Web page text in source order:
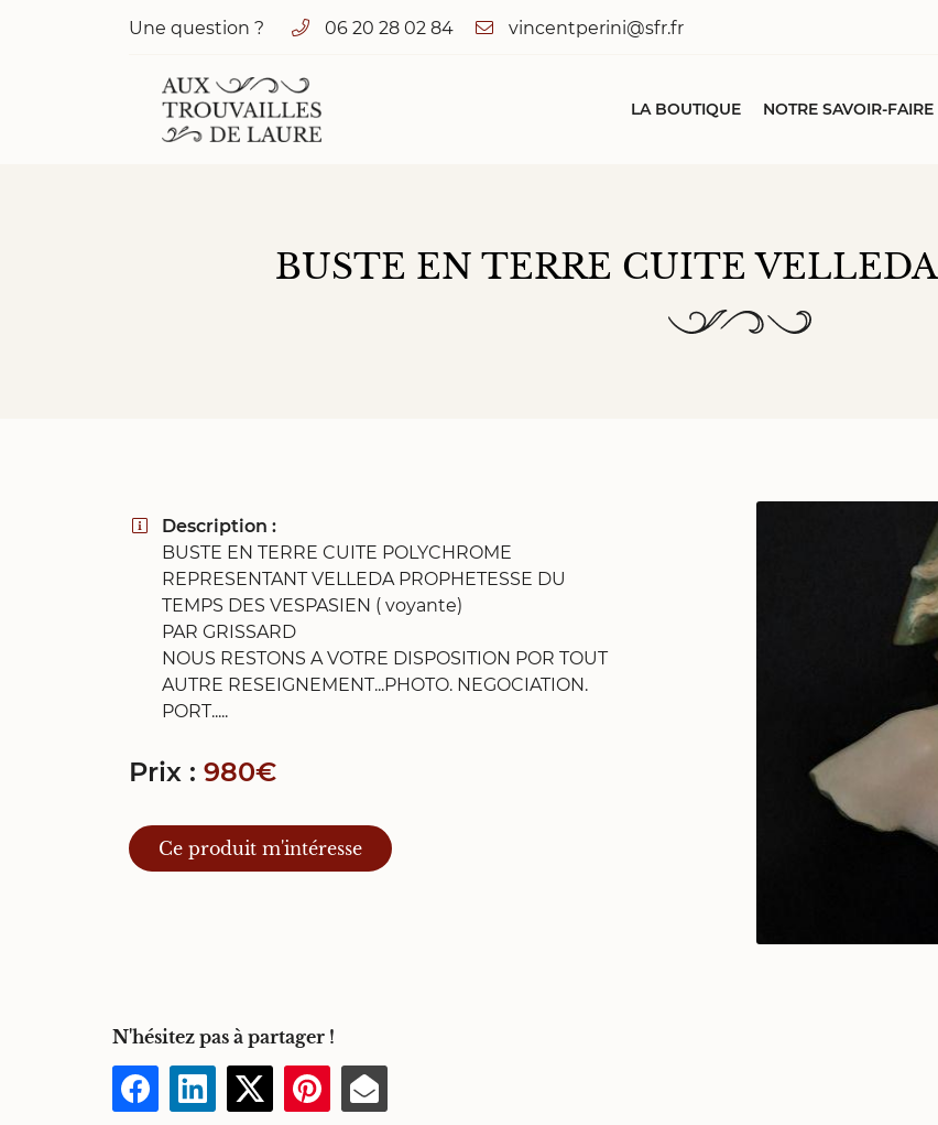
Une question ? 06 20 28 02 84
LA BOUTIQUE NOTRE SAVOIR-FAIRE
72320 Valennes
Rafraîchir le captcha
En cochant cette case, vous consentez à recevoir nos propositions commerciales
à l'adresse email indiqué ci-dessus. Vous pouvez vous désinscrire à tout moment
Inscription
BUSTE EN TERRE CUITE

Description :
BUSTE EN TERRE CUITE POLYCHROME
REPRESENTANT VELLEDA PROPHETESSE DU
TEMPS DES VESPASIEN ( voyante)
PAR GRISSARD
NOUS RESTONS A VOTRE DISPOSITION POR TOUT
AUTRE RESEIGNEMENT...PHOTO. NEGOCIATION.
PORT.....
Prix : 980€
Ce produit m'intéresse
N'hésitez pas à partager !